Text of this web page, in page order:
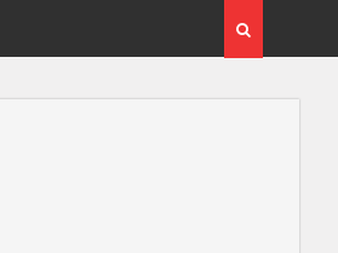
里带状密林高山区的飞马机载激光雷达点
影像